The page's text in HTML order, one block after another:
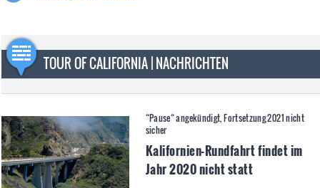
TOUR OF CALIFORNIA | NACHRICHTEN
“Pause“ angekündigt, Fortsetzung 2021 nicht
sicher
Kalifornien-Rundfahrt findet im
Jahr 2020 nicht statt